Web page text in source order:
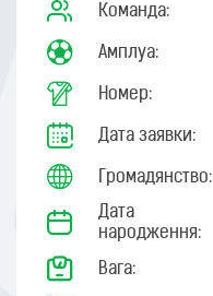
Команда:
Амплуа:
Номер:
Дата заявки:
Громадянство:
Дата
народження:
Вага: